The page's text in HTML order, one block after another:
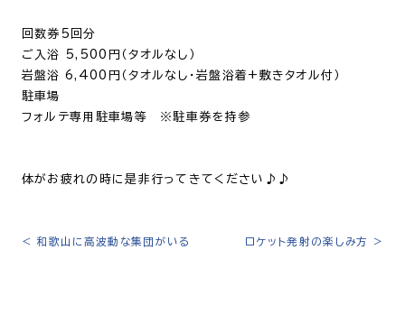
回数券 5 回分
ご入浴
5,500 円（タオルなし）
岩盤浴 6,400 円（タオルなし・岩盤浴着 + 敷きタオル付）
駐車場
フォルテ専用駐車場等 ※駐車券を持参
体がお疲れの時に是非行ってきてください♪♪
投
< 和歌山に高波動な集団がいる ロケット発射の楽しみ方 >